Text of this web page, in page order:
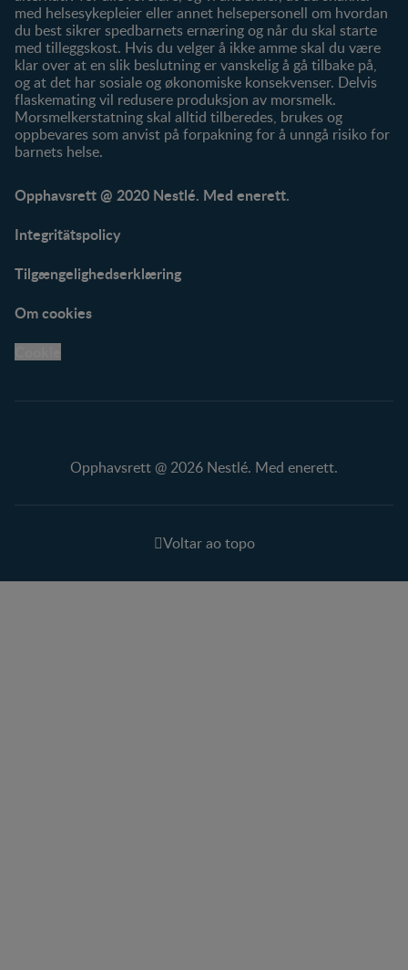
med helsesykepleier eller annet helsepersonell om hvordan
du best sikrer spedbarnets ernæring og når du skal starte
med tilleggskost. Hvis du velger å ikke amme skal du være
klar over at en slik beslutning er vanskelig å gå tilbake på,
og at det har sosiale og økonomiske konsekvenser. Delvis
flaskemating vil redusere produksjon av morsmelk.
Morsmelkerstatning skal alltid tilberedes, brukes og
oppbevares som anvist på forpakning for å unngå risiko for
barnets helse.
Opphavsrett @ 2020 Nestlé. Med enerett.
Integritätspolicy
Tilgængelighedserklæring
Om cookies
Opphavsrett @ 2026 Nestlé. Med enerett.
Voltar ao topo